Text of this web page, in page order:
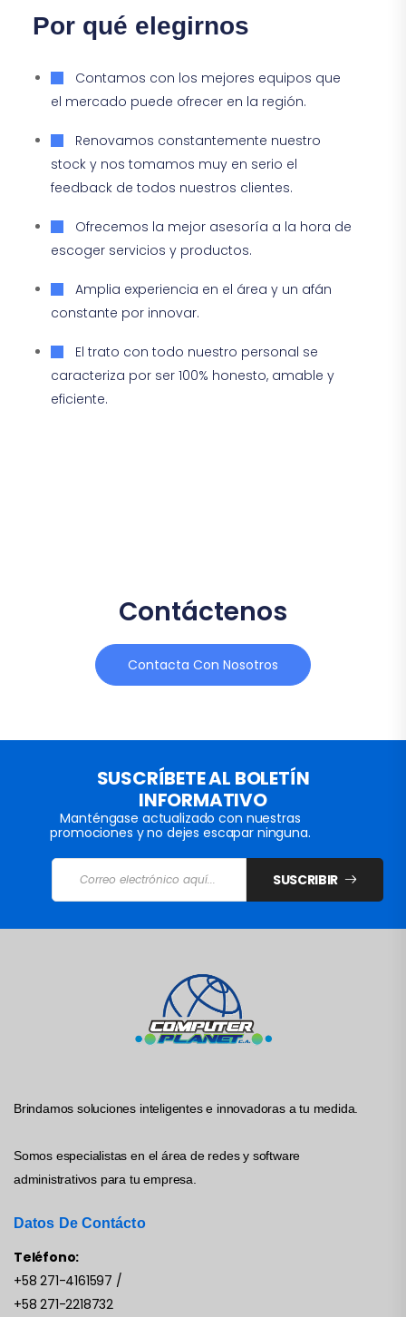
Por qué elegirnos
Contamos con los mejores equipos que
el mercado puede ofrecer en la región.
Renovamos constantemente nuestro
stock y nos tomamos muy en serio el
feedback de todos nuestros clientes.
Ofrecemos la mejor asesoría a la hora de
escoger servicios y productos.
Amplia experiencia en el área y un afán
constante por innovar.
El trato con todo nuestro personal se
caracteriza por ser 100% honesto, amable y
eficiente.
Contáctenos
Contacta Con Nosotros
SUSCRÍBETE AL BOLETÍN
INFORMATIVO
Manténgase actualizado con nuestras
promociones y no dejes escapar ninguna.
SUSCRIBIR
Brindamos soluciones inteligentes e innovadoras a tu medida.
Somos especialistas en el área de redes y software
administrativos para tu empresa.
Datos De Contácto
Teléfono:
+58 271-4161597 /
+58 271-2218732